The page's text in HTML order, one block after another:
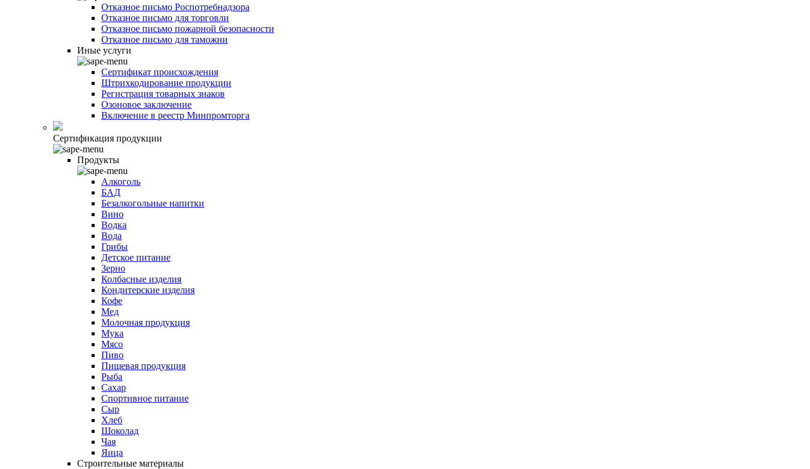
Отказное письмо Роспотребнадзора
Отказное письмо для торговли
Отказное письмо пожарной безопасности
Отказное письмо для таможни
Иные услуги
Сертификат происхождения
Штрихкодирование продукции
Регистрация товарных знаков
Озоновое заключение
Включение в реестр Минпромторга
Сертификация продукции
Продукты
Алкоголь
БАД
Безалкогольные напитки
Вино
Водка
Вода
Грибы
Детское питание
Зерно
Колбасные изделия
Кондитерские изделия
Кофе
Мед
Молочная продукция
Мука
Мясо
Пиво
Пищевая продукция
Рыба
Сахар
Спортивное питание
Сыр
Хлеб
Шоколад
Чая
Яица
Строительные материалы